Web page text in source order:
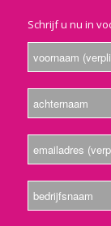
Schrijf u nu in